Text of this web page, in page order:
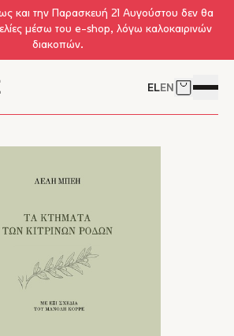
και την Παρασκευή 21 Αυγούστου δεν θα
μέσω του e-shop, λόγω καλοκαιρινών
διακοπών.
ELEN Δείτε το